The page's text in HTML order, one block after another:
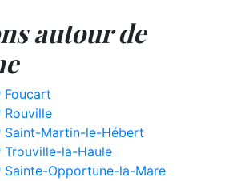
autour de
Foucart
Rouville
Saint-Martin-le-Hébert
Trouville-la-Haule
Sainte-Opportune-la-Mare